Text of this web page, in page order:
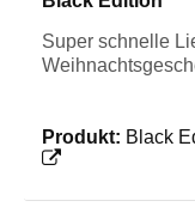
Super schnelle
Produkt: Black